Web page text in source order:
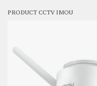
PRODUCT CCTV IMOU